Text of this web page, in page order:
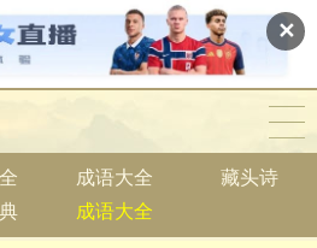
✕
成语大全
藏头诗
成语大全